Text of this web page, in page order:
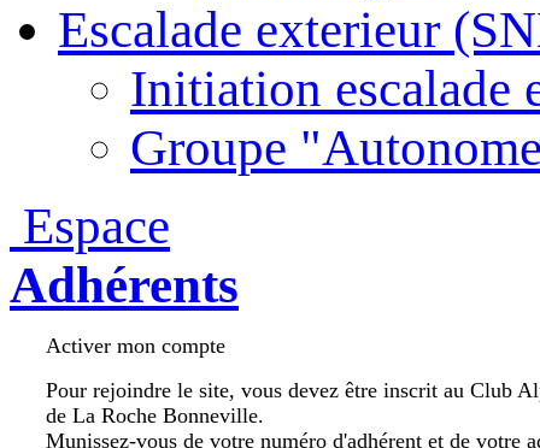
Escalade exterieur
Initiation escalade
Groupe
Espace
Adhérents
Activer mon compte
Pour rejoindre le site, vous devez être inscrit au Club
de La Roche Bonneville.
Munissez-vous de votre numéro d'adhérent et de votre